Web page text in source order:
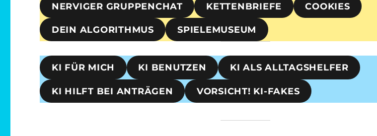
NERVIGER GRUPPENCHAT KETTENBRIEFE COOKIES
DEIN ALGORITHMUS SPIELEMUSEUM
KI FÜR MICH KI BENUTZEN KI ALS ALLTAGSHELFER
KI HILFT BEI ANTRÄGEN VORSICHT! KI-FAKES